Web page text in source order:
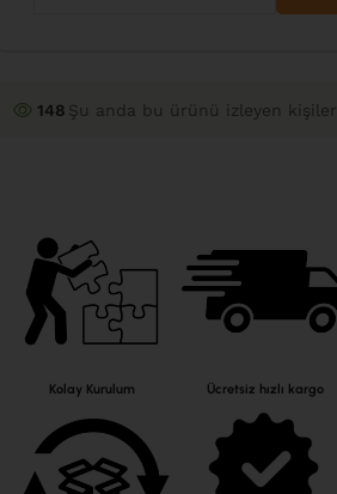
148 Şu anda bu ürünü izleyen kişiler!
Kolay Kurulum Ücretsiz hızlı kargo